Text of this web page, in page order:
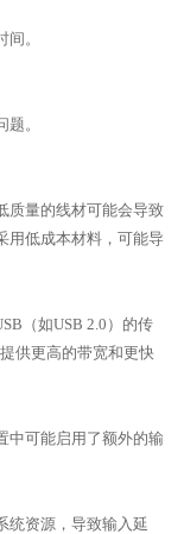
。
。
质量的线材可能会导致
用低成本材料，可能导
（如USB 2.0）的传
供更高的带宽和更快
中可能启用了额外的输
统资源，导致输入延